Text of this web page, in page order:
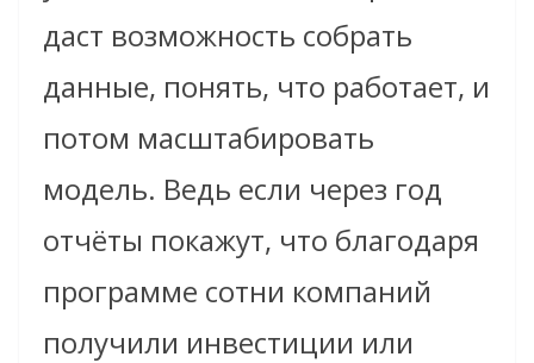
даст возможность собрать
данные, понять, что работает, и
потом масштабировать
модель. Ведь если через год
отчёты покажут, что благодаря
программе сотни компаний
получили инвестиции или